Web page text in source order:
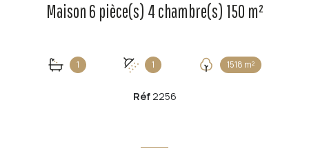
Maison 6 pièce(s) 4 chambre(s) 150 m²
1 1 1518 m²
Réf2256